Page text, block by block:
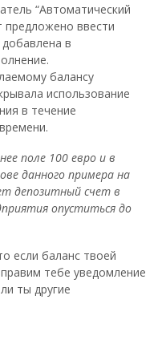
“Автоматический
предложено ввести
в
балансу
использование
в течение
поле 100 евро и в
данного примера на
депозитный счет в
опуститься до
если баланс твоей
тебе уведомление
ты другие